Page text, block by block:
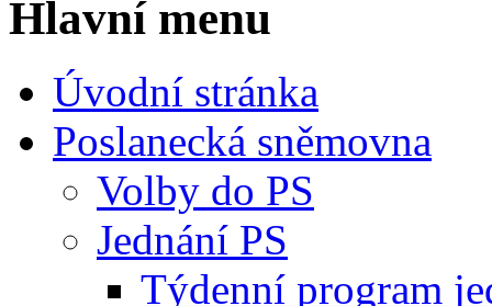
Hlavní menu
Úvodní stránka
Poslanecká sněmovna
Volby do PS
Jednání PS
Týdenní program